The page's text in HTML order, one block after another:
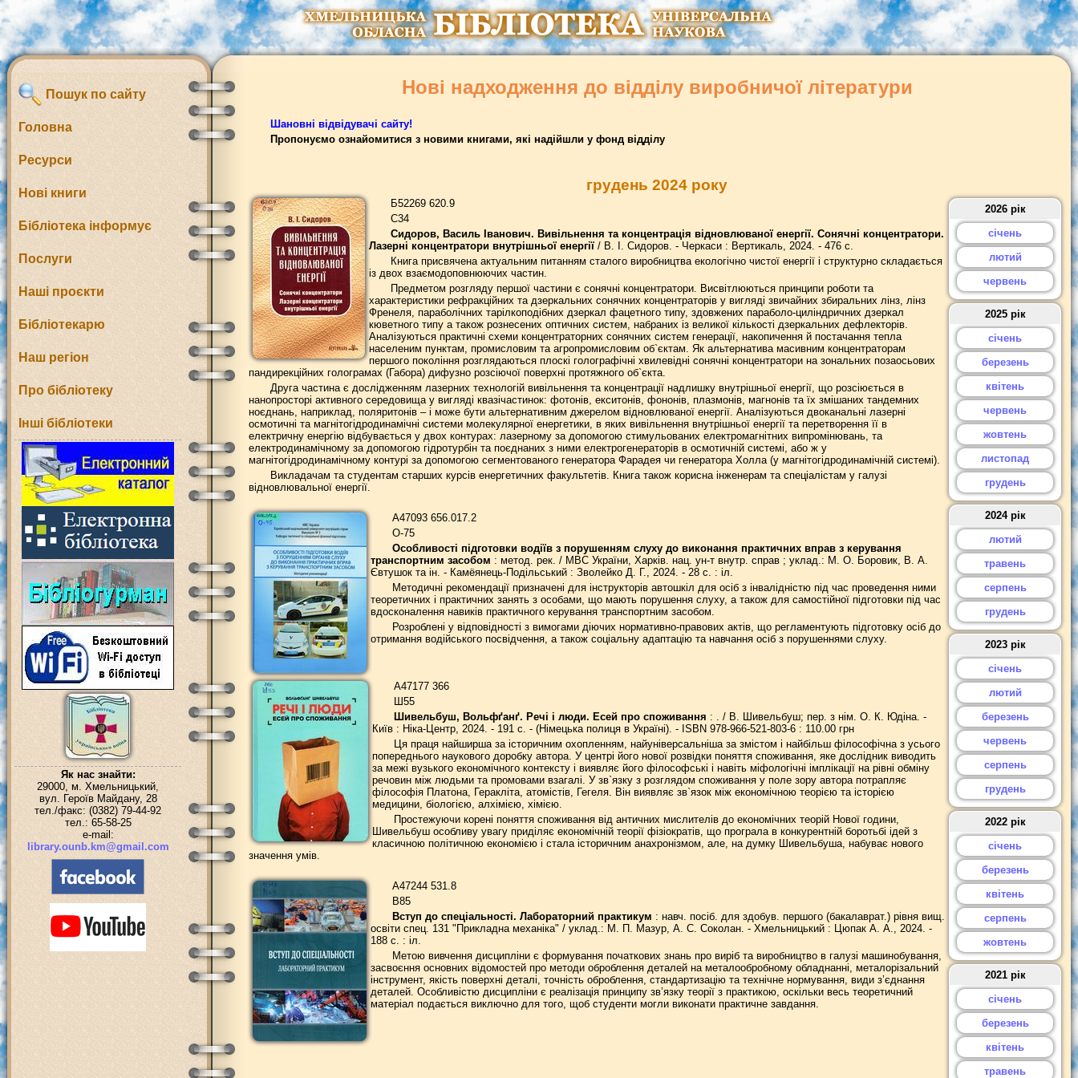
Пошук по сайту
Головна
Ресурси
Нові книги
Бібліотека інформує
Послуги
Наші проєкти
Бібліотекарю
Наш регіон
Про бібліотеку
Інші бібліотеки
Як нас знайти:
29000, м. Хмельницький,
вул. Героїв Майдану, 28
тел./факс: (0382) 79-44-92
тел.: 65-58-25
e-mail:
library.ounb.km@gmail.com
Нові надходження до відділу виробничої літератури
Шановні відвідувачі сайту!
Пропонуємо ознайомитися з новими книгами, які надійшли у фонд відділу
грудень 2024 року
2026 рік
січень
лютий
червень
2025 рік
січень
березень
квітень
червень
жовтень
листопад
грудень
2024 рік
лютий
травень
серпень
грудень
2023 рік
січень
лютий
березень
червень
серпень
грудень
2022 рік
січень
березень
квітень
серпень
жовтень
2021 рік
січень
березень
квітень
травень
Б52269 620.9
С34
Сидоров, Василь Іванович. Вивільнення та концентрація відновлюваної енергії. Сонячні концентратори.
Лазерні концентратори внутрішньої енергії / В. І. Сидоров. - Черкаси : Вертикаль, 2024. - 476 с.
Книга присвячена актуальним питанням сталого виробництва екологічно чистої енергії і структурно складається
із двох взаємодоповнюючих частин.
Предметом розгляду першої частини є сонячні концентратори. Висвітлюються принципи роботи та
характеристики рефракційних та дзеркальних сонячних концентраторів у вигляді звичайних збиральних лінз, лінз
Френеля, параболічних тарілкоподібних дзеркал фацетного типу, здовжених параболо-циліндричних дзеркал
кюветного типу а також рознесених оптичних систем, набраних із великої кількості дзеркальних дефлекторів.
Аналізуються практичні схеми концентраторних сонячних систем генерації, накопичення й постачання тепла
населеним пунктам, промисловим та агропромисловим об`єктам. Як альтернатива масивним концентраторам
першого покоління розглядаються плоскі голографічні хвилевідні сонячні концентратори на зональних позаосьових
пандирекційних голограмах (Габора) дифузно розсіючої поверхні протяжного об`єкта.
Друга частина є дослідженням лазерних технологій вивільнення та концентрації надлишку внутрішньої енергії, що розсіюється в
нанопросторі активного середовища у вигляді квазічастинок: фотонів, екситонів, фононів, плазмонів, магнонів та їх змішаних тандемних
ноєднань, наприклад, поляритонів – і може бути альтернативним джерелом відновлюваної енергії. Аналізуються двоканальні лазерні
осмотичні та магнітогідродинамічні системи молекулярної енергетики, в яких вивільнення внутрішньої енергії та перетворення її в
електричну енергію відбувається у двох контурах: лазерному за допомогою стимульованих електромагнітних випромінювань, та
електродинамічному за допомогою гідротурбін та поєднаних з ними електрогенераторів в осмотичній системі, або ж у
магнітогідродинамічному контурі за допомогою сегментованого генератора Фарадея чи генератора Холла (у магнітогідродинамічній системі).
Викладачам та студентам старших курсів енергетичних факультетів. Книга також корисна інженерам та спеціалістам у галузі
відновлювальної енергії.
А47093 656.017.2
О-75
Особливості підготовки водіїв з порушенням слуху до виконання практичних вправ з керування
транспортним засобом : метод. рек. / МВС України, Харків. нац. ун-т внутр. справ ; уклад.: М. О. Боровик, В. А.
Євтушок та ін. - Камёянець-Подільський : Зволейко Д. Г., 2024. - 28 с. : іл.
Методичні рекомендації призначені для інструкторів автошкіл для осіб з інвалідністю під час проведення ними
теоретичних і практичних занять з особами, що мають порушення слуху, а також для самостійної підготовки під час
вдосконалення навиків практичного керування транспортним засобом.
Розроблені у відповідності з вимогами діючих нормативно-правових актів, що регламентують підготовку осіб до
отримання водійського посвідчення, а також соціальну адаптацію та навчання осіб з порушеннями слуху.
А47177 366
Ш55
Шивельбуш, Вольфґанґ. Речі і люди. Есей про споживання : . / В. Шивельбуш; пер. з нім. О. К. Юдіна. -
Київ : Ніка-Центр, 2024. - 191 с. - (Німецька полиця в Україні). - ISBN 978-966-521-803-6 : 110.00 грн
Ця праця найширша за історичним охопленням, найуніверсальніша за змістом і найбільш філософічна з усього
попереднього наукового доробку автора. У центрі його нової розвідки поняття споживання, яке дослідник виводить
за межі вузького економічного контексту і виявляє його філософські і навіть міфологічні імплікації на рівні обміну
речовин між людьми та промовами взагалі. У зв`язку з розглядом споживання у поле зору автора потрапляє
філософія Платона, Геракліта, атомістів, Гегеля. Він виявляє зв`язок між економічною теорією та історією
медицини, біологією, алхімією, хімією.
Простежуючи корені поняття споживання від античних мислителів до економічних теорій Нової години,
Шивельбуш особливу увагу приділяє економічній теорії фізіократів, що програла в конкурентній боротьбі ідей з
класичною політичною економією і стала історичним анахронізмом, але, на думку Шивельбуша, набуває нового
значення умів.
А47244 531.8
В85
Вступ до спеціальності. Лабораторний практикум : навч. посіб. для здобув. першого (бакалаврат.) рівня вищ.
освіти спец. 131 "Прикладна механіка" / уклад.: М. П. Мазур, А. С. Соколан. - Хмельницький : Цюпак А. А., 2024. -
188 с. : іл.
Метою вивчення дисципліни є формування початкових знань про виріб та виробництво в галузі машинобування,
засвоєння основних відомостей про методи оброблення деталей на металообробному обладнанні, металорізальний
інструмент, якість поверхні деталі, точність оброблення, стандартизацію та технічне нормування, види з’єднання
деталей. Особливістю дисципліни є реалізація принципу зв’язку теорії з практикою, оскільки весь теоретичний
матеріал подається виключно для того, щоб студенти могли виконати практичне завдання.